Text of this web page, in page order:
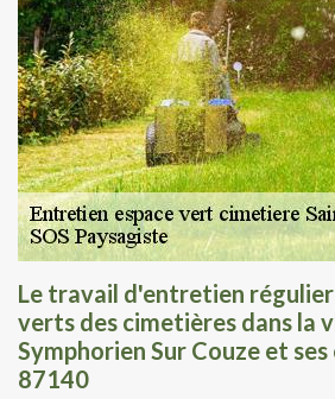
Le travail d'entretien régulier
verts des cimetières dans la
Symphorien Sur Couze et
87140